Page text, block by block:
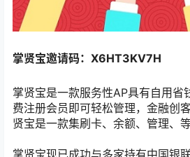
掌贤宝邀请码：X6HT3KV7H
掌贤宝是一款服务性AP具有自用省
费注册会员即可轻松管理，金融创
贤宝是一款集刷卡、余额、管理、
掌贤宝现已成功与多家持有中国银